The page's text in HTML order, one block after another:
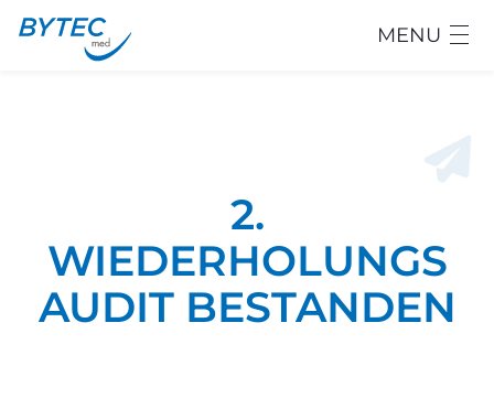
MENU
2.
WIEDERHOLUNGS
AUDIT BESTANDEN